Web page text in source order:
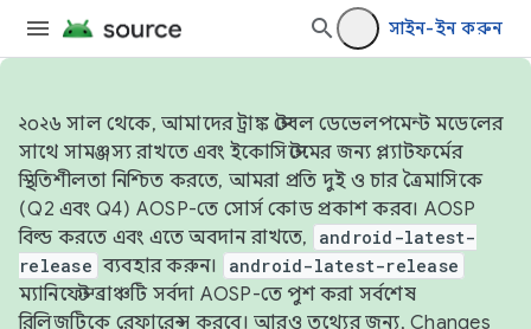
সাইন-ইন করুন
২০২৬ সাল থেকে, আমাদের ট্রাঙ্ক স্টেবল ডেভেলপমেন্ট মডেলের
সাথে সামঞ্জস্য রাখতে এবং ইকোসিস্টেমের জন্য প্ল্যাটফর্মের
স্থিতিশীলতা নিশ্চিত করতে, আমরা প্রতি দুই ও চার ত্রৈমাসিকে
(Q2 এবং Q4) AOSP-তে সোর্স কোড প্রকাশ করব। AOSP
বিল্ড করতে এবং এতে অবদান রাখতে,
android-latest-
release ব্যবহার করুন। android-latest-release
ম্যানিফেস্ট ব্রাঞ্চটি সর্বদা AOSP-তে পুশ করা সর্বশেষ
রিলিজটিকে রেফারেন্স করবে। আরও তথ্যের জন্য, Changes